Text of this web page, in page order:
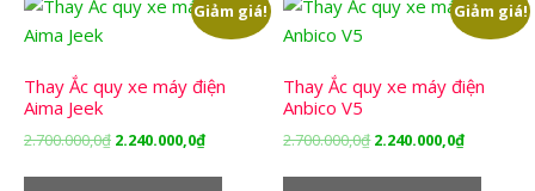
Giảm giá!
Thay Ắc quy xe máy điện
Aima Jeek
2.700.000,0₫ Giá
2.240.000,0₫Giá
Giảm giá!
Thay Ắc quy xe máy điện
Anbico V5
2.700.000,0₫ Giá
2.240.000,0₫Giá